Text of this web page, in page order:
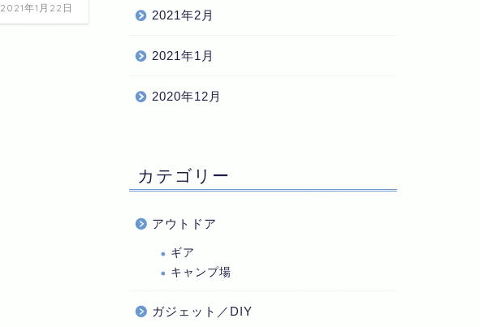
2021年1月22日
2021年2月
2021年1月
2020年12月
カテゴリー
アウトドア
ギア
キャンプ場
ガジェット／DIY